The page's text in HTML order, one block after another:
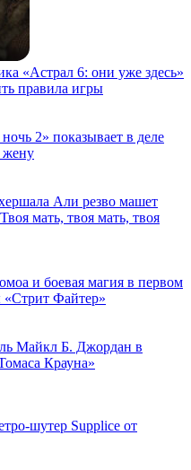
«Астрал 6: они уже здесь»
правила игры
2» показывает в деле
жену
Али резво машет
мать, твоя мать, твоя
и боевая магия в первом
«Стрит Файтер»
Майкл Б. Джордан в
Крауна»
шутер Supplice от